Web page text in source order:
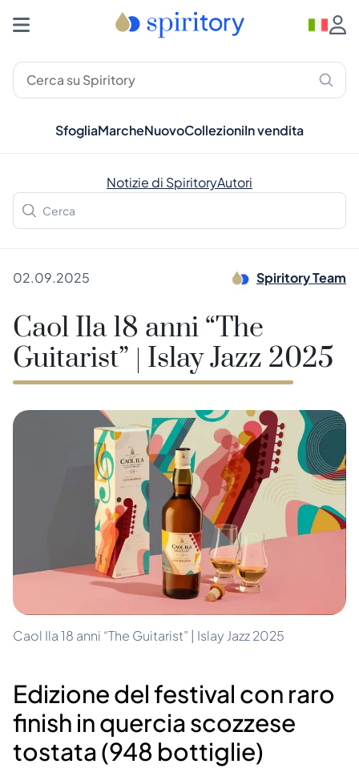
SfogliaMarcheNuovoCollezioniIn vendita
Notizie di SpiritoryAutori
02.09.2025 Spiritory Team
Caol Ila 18 anni “The
Guitarist” | Islay Jazz 2025
Caol Ila 18 anni “The Guitarist” | Islay Jazz 2025
Edizione del festival con raro
finish in quercia scozzese
tostata (948 bottiglie)